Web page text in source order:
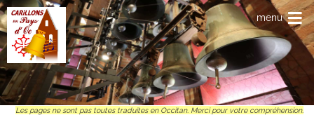
Anar al contengut principal
menu
Les pages ne sont pas toutes traduites en Occitan. Merci pour votre compréhension.